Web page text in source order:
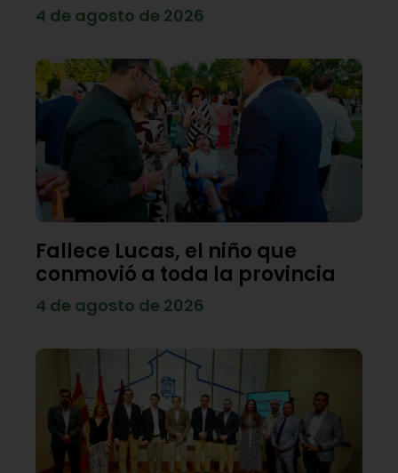
4 de agosto de 2026
Fallece Lucas, el niño que
conmovió a toda la provincia
4 de agosto de 2026